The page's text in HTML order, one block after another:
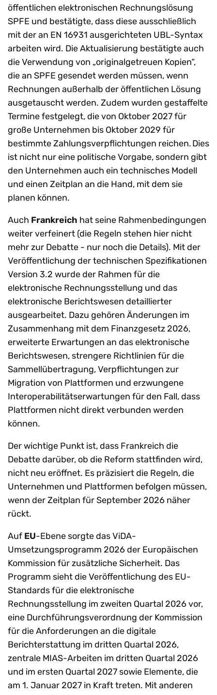
öffentlichen elektronischen Rechnungslösung
SPFE und bestätigte, dass diese ausschließlich
mit der an EN 16931 ausgerichteten UBL-Syntax
arbeiten wird. Die Aktualisierung bestätigte auch
die Verwendung von „originalgetreuen Kopien“,
die an SPFE gesendet werden müssen, wenn
Rechnungen außerhalb der öffentlichen Lösung
ausgetauscht werden. Zudem wurden gestaffelte
Termine festgelegt, die von Oktober 2027 für
große Unternehmen bis Oktober 2029 für
bestimmte Zahlungsverpflichtungen reichen. Dies
ist nicht nur eine politische Vorgabe, sondern gibt
den Unternehmen auch ein technisches Modell
und einen Zeitplan an die Hand, mit dem sie
planen können.
Auch Frankreich hat seine Rahmenbedingungen
weiter verfeinert (die Regeln stehen hier nicht
mehr zur Debatte - nur noch die Details). Mit der
Veröffentlichung der technischen Spezifikationen
Version 3.2 wurde der Rahmen für die
elektronische Rechnungsstellung und das
elektronische Berichtswesen detaillierter
ausgearbeitet. Dazu gehören Änderungen im
Zusammenhang mit dem Finanzgesetz 2026,
erweiterte Erwartungen an das elektronische
Berichtswesen, strengere Richtlinien für die
Sammellübertragung, Verpflichtungen zur
Migration von Plattformen und erzwungene
Interoperabilitätserwartungen für den Fall, dass
Plattformen nicht direkt verbunden werden
können.
Der wichtige Punkt ist, dass Frankreich die
Debatte darüber, ob die Reform stattfinden wird,
nicht neu eröffnet. Es präzisiert die Regeln, die
Unternehmen und Plattformen befolgen müssen,
wenn der Zeitplan für September 2026 näher
rückt.
Auf EU-Ebene sorgte das ViDA-
Umsetzungsprogramm 2026 der Europäischen
Kommission für zusätzliche Sicherheit. Das
Programm sieht die Veröffentlichung des EU-
Standards für die elektronische
Rechnungsstellung im zweiten Quartal 2026 vor,
eine Durchführungsverordnung der Kommission
für die Anforderungen an die digitale
Berichterstattung im dritten Quartal 2026,
zentrale MIAS-Arbeiten im dritten Quartal 2026
und im ersten Quartal 2027 sowie Elemente, die
am 1. Januar 2027 in Kraft treten. Mit anderen